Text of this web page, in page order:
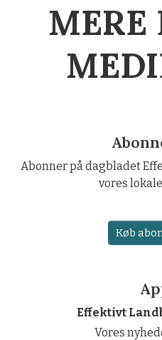
MERE
Abonner på dagbladet
vores
Køb
Effektivt
Vores